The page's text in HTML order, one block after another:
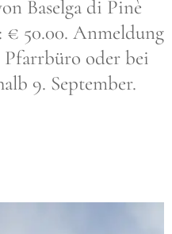
Baselga di Pinè
€ 50.00. Anmeldung
oder bei
9. September.